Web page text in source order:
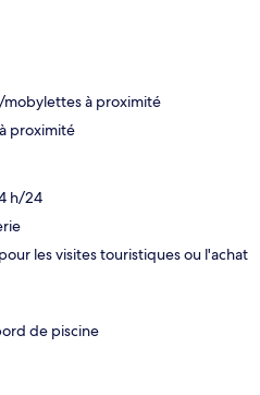
mobylettes à proximité
proximité
h/24
les visites touristiques ou l'achat
de piscine